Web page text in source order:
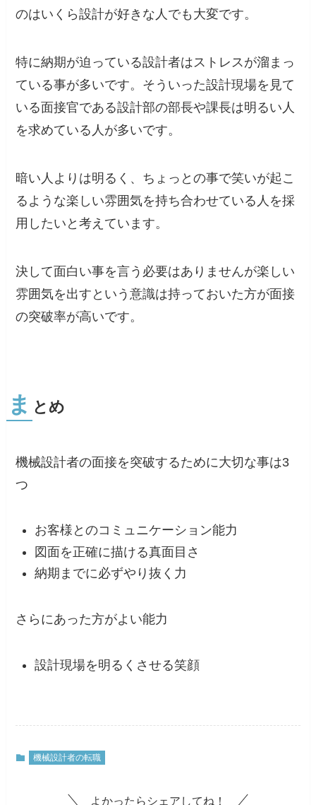
のはいくら設計が好きな人でも大変です。
特に納期が迫っている設計者はストレスが溜まっ
ている事が多いです。そういった設計現場を見て
いる面接官である設計部の部長や課長は明るい人
を求めている人が多いです。
暗い人よりは明るく、ちょっとの事で笑いが起こ
るような楽しい雰囲気を持ち合わせている人を採
用したいと考えています。
決して面白い事を言う必要はありませんが楽しい
雰囲気を出すという意識は持っておいた方が面接
の突破率が高いです。
ま とめ
機械設計者の面接を突破するために大切な事は3
つ
お客様とのコミュニケーション能力
図面を正確に描ける真面目さ
納期までに必ずやり抜く力
さらにあった方がよい能力
設計現場を明るくさせる笑顔
機械設計者の転職
よかったらシェアしてね！